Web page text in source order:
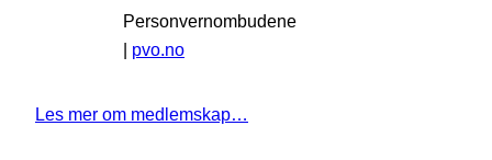
Personvernombudene
| pvo.no
Les mer om medlemskap…